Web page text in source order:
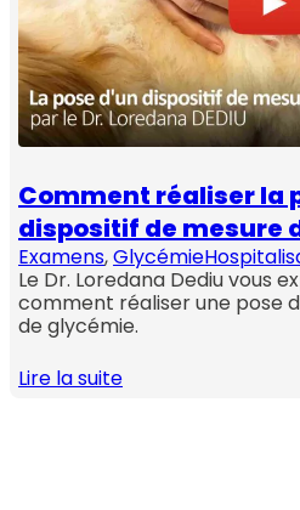
Comment réaliser la
dispositif de mesure
Examens, Glycémie
Le Dr. Loredana Dediu vous
comment réaliser une pose
de glycémie.
Lire la suite